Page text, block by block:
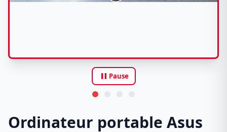
pause Pause
Ordinateur portable Asus